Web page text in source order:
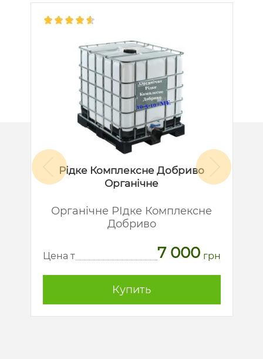
Рідке Комплексне Добриво
Органічне
Органічне РІдке Комплексне
Добриво
Цена т 7 000 грн
Купить